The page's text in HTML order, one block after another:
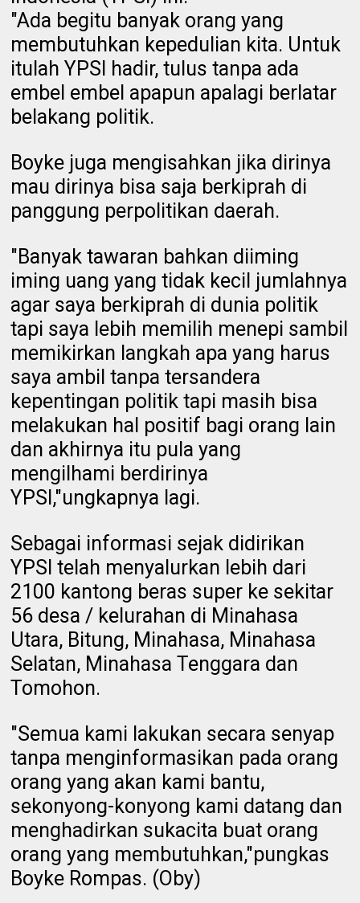
"Ada begitu banyak orang yang
membutuhkan kepedulian kita. Untuk
itulah YPSI hadir, tulus tanpa ada
embel embel apapun apalagi berlatar
belakang politik.
Boyke juga mengisahkan jika dirinya
mau dirinya bisa saja berkiprah di
panggung perpolitikan daerah.
"Banyak tawaran bahkan diiming
iming uang yang tidak kecil jumlahnya
agar saya berkiprah di dunia politik
tapi saya lebih memilih menepi sambil
memikirkan langkah apa yang harus
saya ambil tanpa tersandera
kepentingan politik tapi masih bisa
melakukan hal positif bagi orang lain
dan akhirnya itu pula yang
mengilhami berdirinya
YPSI,"ungkapnya lagi.
Sebagai informasi sejak didirikan
YPSI telah menyalurkan lebih dari
2100 kantong beras super ke sekitar
56 desa / kelurahan di Minahasa
Utara, Bitung, Minahasa, Minahasa
Selatan, Minahasa Tenggara dan
Tomohon.
"Semua kami lakukan secara senyap
tanpa menginformasikan pada orang
orang yang akan kami bantu,
sekonyong-konyong kami datang dan
menghadirkan sukacita buat orang
orang yang membutuhkan,"pungkas
Boyke Rompas. (Oby)